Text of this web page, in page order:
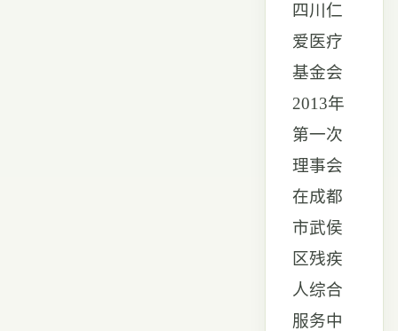
四川仁
爱医疗
基金会
2013年
第一次
理事会
在成都
市武侯
区残疾
人综合
服务中